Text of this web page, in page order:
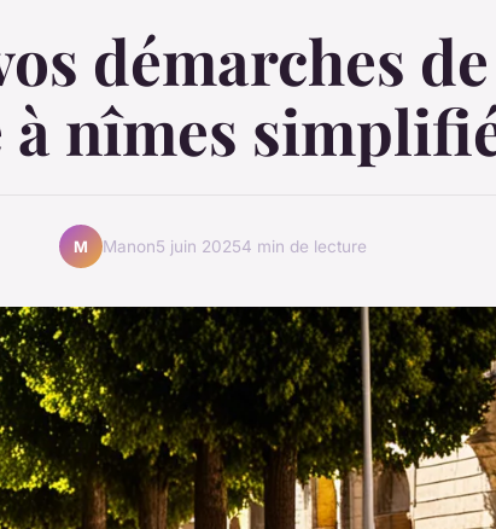
démarches
à nîmes
M Manon5 juin 20254 min de lecture